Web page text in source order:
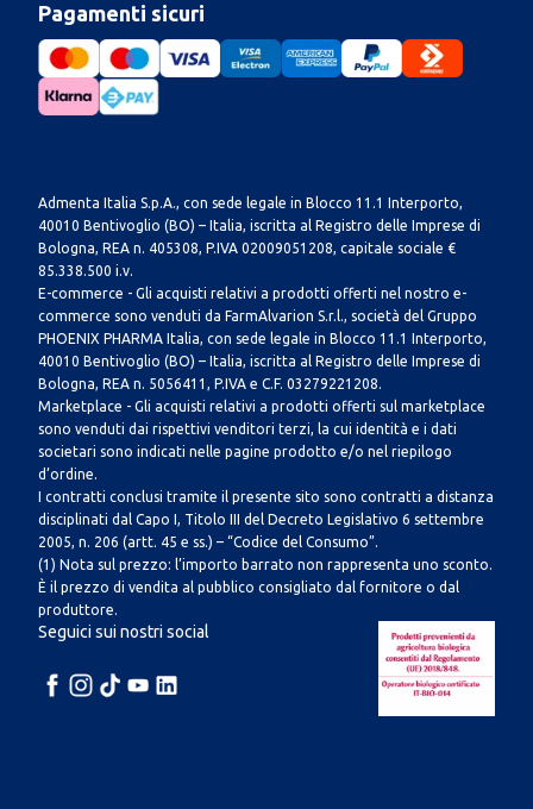
Pagamenti sicuri
Admenta Italia S.p.A., con sede legale in Blocco 11.1 Interporto,
40010 Bentivoglio (BO) – Italia, iscritta al Registro delle Imprese di
Bologna, REA n. 405308, P.IVA 02009051208, capitale sociale €
85.338.500 i.v.
E-commerce - Gli acquisti relativi a prodotti offerti nel nostro e-
commerce sono venduti da FarmAlvarion S.r.l., società del Gruppo
PHOENIX PHARMA Italia, con sede legale in Blocco 11.1 Interporto,
40010 Bentivoglio (BO) – Italia, iscritta al Registro delle Imprese di
Bologna, REA n. 5056411, P.IVA e C.F. 03279221208.
Marketplace - Gli acquisti relativi a prodotti offerti sul marketplace
sono venduti dai rispettivi venditori terzi, la cui identità e i dati
societari sono indicati nelle pagine prodotto e/o nel riepilogo
d’ordine.
I contratti conclusi tramite il presente sito sono contratti a distanza
disciplinati dal Capo I, Titolo III del Decreto Legislativo 6 settembre
2005, n. 206 (artt. 45 e ss.) – “Codice del Consumo”.
(1) Nota sul prezzo: l’importo barrato non rappresenta uno sconto.
È il prezzo di vendita al pubblico consigliato dal fornitore o dal
produttore.
Seguici sui nostri social